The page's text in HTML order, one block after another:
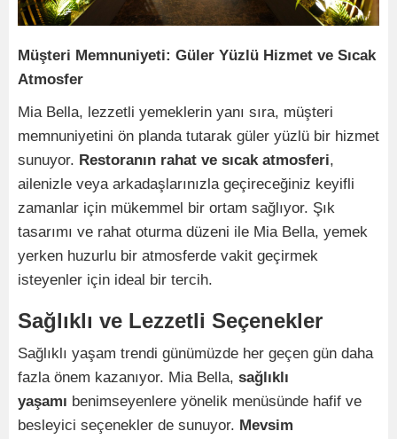
Müşteri Memnuniyeti: Güler Yüzlü Hizmet ve Sıcak
Atmosfer
Mia Bella, lezzetli yemeklerin yanı sıra, müşteri
memnuniyetini ön planda tutarak güler yüzlü bir hizmet
sunuyor. Restoranın rahat ve sıcak atmosferi,
ailenizle veya arkadaşlarınızla geçireceğiniz keyifli
zamanlar için mükemmel bir ortam sağlıyor. Şık
tasarımı ve rahat oturma düzeni ile Mia Bella, yemek
yerken huzurlu bir atmosferde vakit geçirmek
isteyenler için ideal bir tercih.
Sağlıklı ve Lezzetli Seçenekler
Sağlıklı yaşam trendi günümüzde her geçen gün daha
fazla önem kazanıyor. Mia Bella, sağlıklı
yaşamı benimseyenlere yönelik menüsünde hafif ve
besleyici seçenekler de sunuyor. Mevsim